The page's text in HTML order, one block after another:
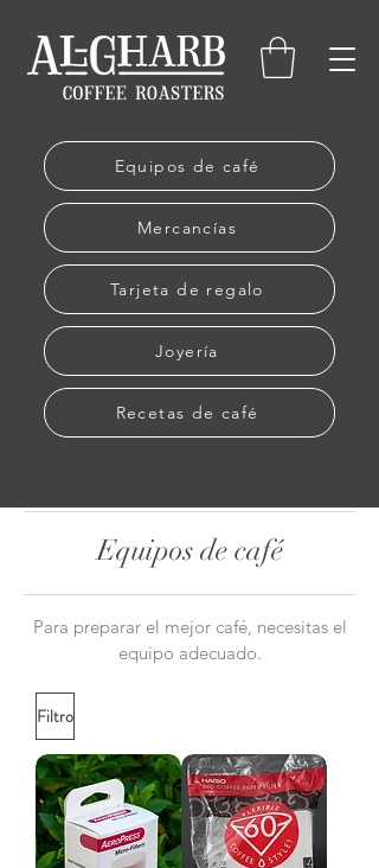
Equipos de café
Mercancías
Tarjeta de regalo
Joyería
Recetas de café
Equipos de café
Para preparar el mejor café, necesitas el
equipo adecuado.
Filtro